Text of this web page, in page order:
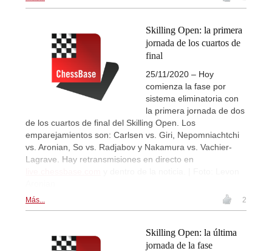
Skilling Open: la primera
jornada de los cuartos de
final
25/11/2020 – Hoy
comienza la fase por
sistema eliminatoria con
la primera jornada de dos
de los cuartos de final del Skilling Open. Los
emparejamientos son: Carlsen vs. Giri, Nepomniachtchi
vs. Aronian, So vs. Radjabov y Nakamura vs. Vachier-
Lagrave. Hay retransmisiones en directo en
Más... 2
Skilling Open: la última
jornada de la fase